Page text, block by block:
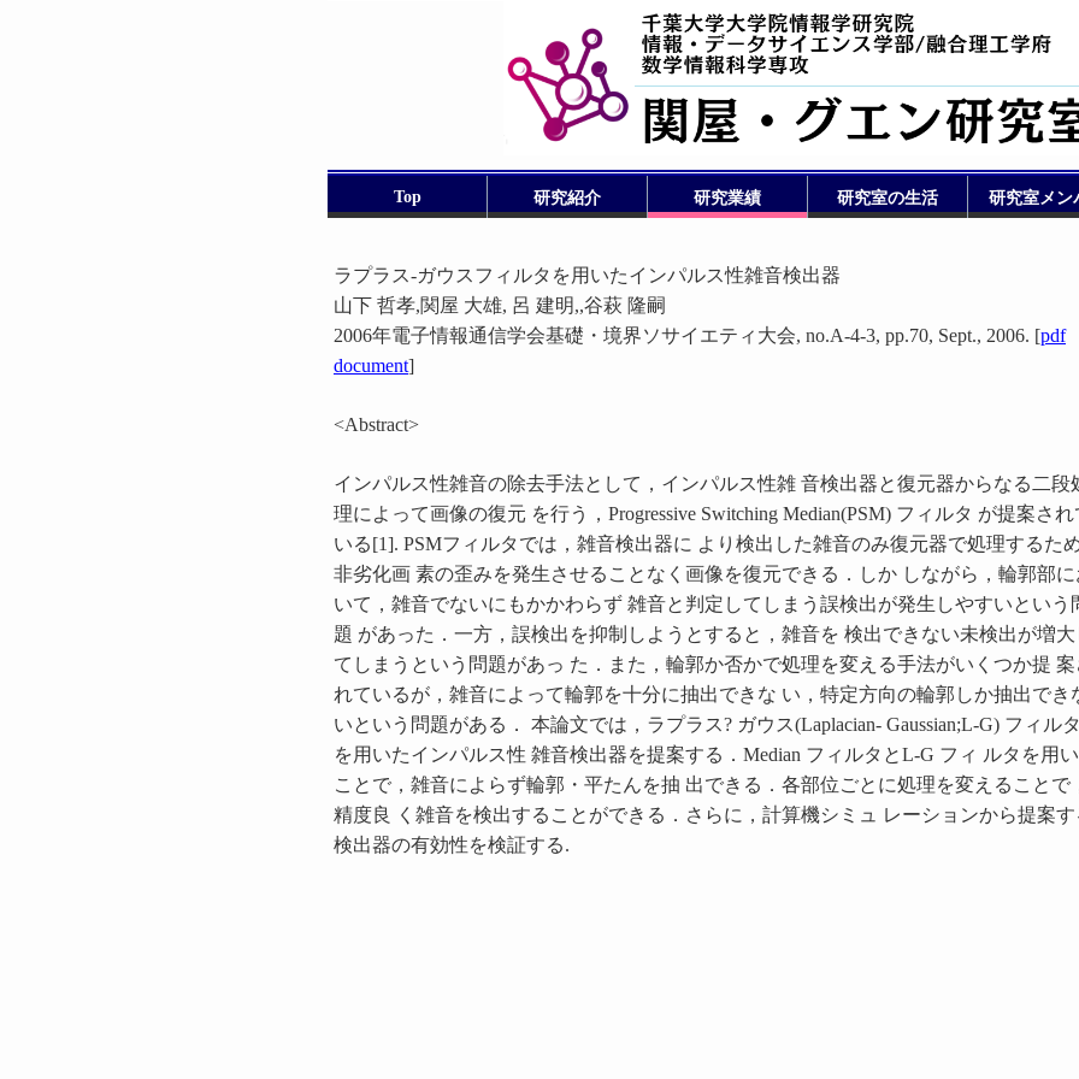
Top 研究紹介 研究業績 研究室の生活 研究室メン
ラプラス-ガウスフィルタを用いたインパルス性雑音検出器
山下 哲孝,関屋 大雄, 呂 建明,,谷萩 隆嗣
2006年電子情報通信学会基礎・境界ソサイエティ大会, no.A-4-3, pp.70, Sept., 2006. [pdf
document]
<Abstract>
インパルス性雑音の除去手法として，インパルス性雑 音検出器と復元器からなる二段
理によって画像の復元 を行う，Progressive Switching Median(PSM) フィルタ が提案され
いる[1]. PSMフィルタでは，雑音検出器に より検出した雑音のみ復元器で処理するため
非劣化画 素の歪みを発生させることなく画像を復元できる．しか しながら，輪郭部に
いて，雑音でないにもかかわらず 雑音と判定してしまう誤検出が発生しやすいという
題 があった．一方，誤検出を抑制しようとすると，雑音を 検出できない未検出が増大
てしまうという問題があっ た．また，輪郭か否かで処理を変える手法がいくつか提 案
れているが，雑音によって輪郭を十分に抽出できな い，特定方向の輪郭しか抽出でき
いという問題がある． 本論文では，ラプラス? ガウス(Laplacian- Gaussian;L-G) フィル
を用いたインパルス性 雑音検出器を提案する．Median フィルタとL-G フィ ルタを用
ことで，雑音によらず輪郭・平たんを抽 出できる．各部位ごとに処理を変えることで
精度良 く雑音を検出することができる．さらに，計算機シミュ レーションから提案す
検出器の有効性を検証する.